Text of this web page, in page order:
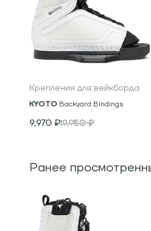
Крепления для вейкборда
KYOTO Backyard Bindings
9,970 ₽19,950₽
Ранее